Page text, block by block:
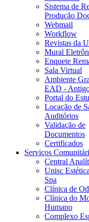
Sistema de
Produção
Webmail
Workflow
Revistas da
Mural
Enquete
Sala Virtual
Ambiente
EAD -
Portal do
Locação de
Auditórios
Validação de
Documentos
Certificados
Serviços
Central
Unisc
Spa
Clínica de
Clínica do
Humano
Complexo